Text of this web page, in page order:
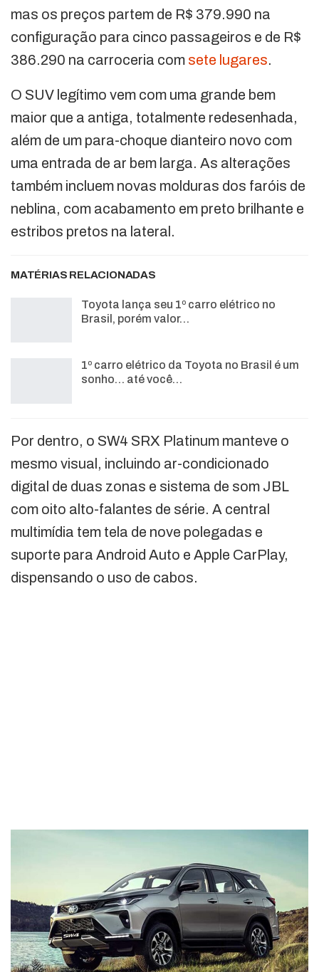
mas os preços partem de R$ 379.990 na
configuração para cinco passageiros e de R$
386.290 na carroceria com sete lugares.
O SUV legítimo vem com uma grande bem
maior que a antiga, totalmente redesenhada,
além de um para-choque dianteiro novo com
uma entrada de ar bem larga. As alterações
também incluem novas molduras dos faróis de
neblina, com acabamento em preto brilhante e
estribos pretos na lateral.
MATÉRIAS RELACIONADAS
Toyota lança seu 1º carro elétrico no
Brasil, porém valor…
1º carro elétrico da Toyota no Brasil é um
sonho… até você…
Por dentro, o SW4 SRX Platinum manteve o
mesmo visual, incluindo ar-condicionado
digital de duas zonas e sistema de som JBL
com oito alto-falantes de série. A central
multimídia tem tela de nove polegadas e
suporte para Android Auto e Apple CarPlay,
dispensando o uso de cabos.